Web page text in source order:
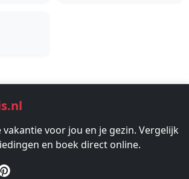
voor jou en je gezin. Vergelijk
en boek direct online.